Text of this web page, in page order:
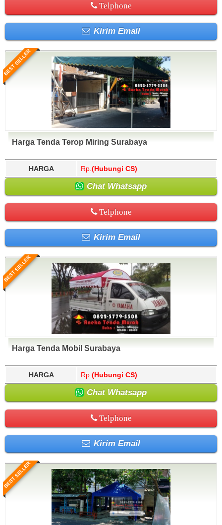
Telphone
Kirim Email
BEST SELLER
Harga Tenda Terop Miring Surabaya
HARGA Rp. (Hubungi CS)
Chat Whatsapp
Telphone
Kirim Email
BEST SELLER
Harga Tenda Mobil Surabaya
HARGA Rp. (Hubungi CS)
Chat Whatsapp
Telphone
Kirim Email
BEST SELLER